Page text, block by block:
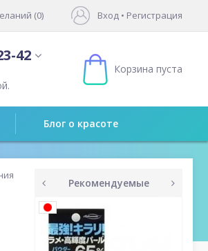
(0) Вход • Регистрация
42
Корзина пуста
Блог о красоте
Рекомендуемые